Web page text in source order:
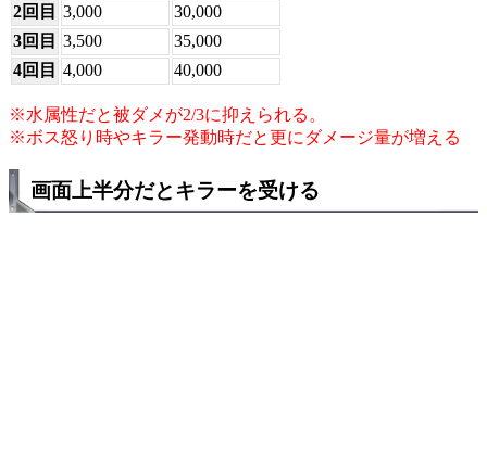
2回目 3,000
30,000
3回目 3,500
35,000
4回目 4,000 40,000
※水属性だと被ダメが2/3に抑えられる。
※ボス怒り時やキラー発動時だと更にダメージ量が増える
画面上半分だとキラーを受ける